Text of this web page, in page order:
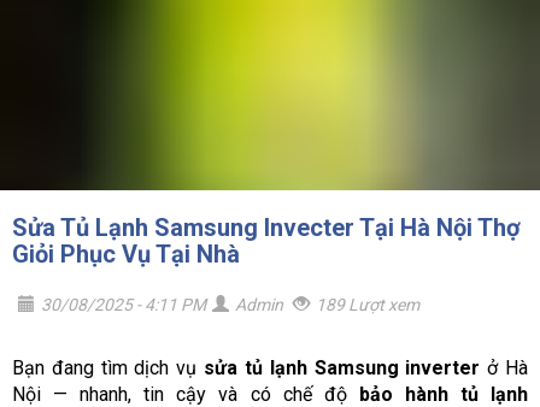
Sửa Tủ Lạnh Samsung Invecter Tại Hà Nội Thợ
Giỏi Phục Vụ Tại Nhà
30/08/2025 - 4:11 PM Admin 189 Lượt xem
Bạn đang tìm dịch vụ sửa tủ lạnh Samsung inverter ở Hà
Nội — nhanh, tin cậy và có chế độ bảo hành tủ lạnh